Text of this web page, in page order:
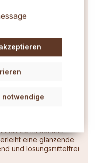
25ml
25 ml Schützt
eine glänzende
und lösungsmittelfrei
notwendige